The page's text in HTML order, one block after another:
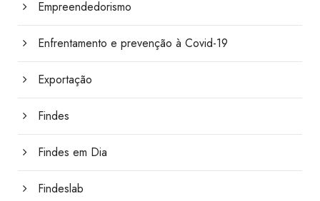
Empreendedorismo
Enfrentamento e prevenção à Covid-19
Exportação
Findes
Findes em Dia
Findeslab